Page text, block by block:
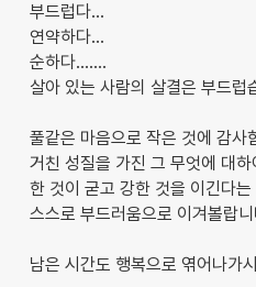
부드럽다...
연약하다...
순하다.......
살아 있는 사람의 살결은 부드럽
풀같은 마음으로 작은 것에 감사
거친 성질을 가진 그 무엇에 대
한 것이 굳고 강한 것을 이긴다
스스로 부드러움으로 이겨볼랍
남은 시간도 행복으로 엮어나가